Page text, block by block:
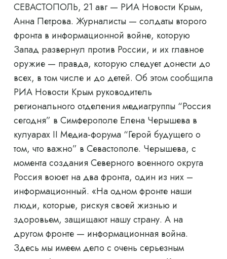
СЕВАСТОПОЛЬ, 21 авг — РИА Новости Крым,
Анна Петрова. Журналисты — солдаты второго
фронта в информационной войне, которую
Запад развернул против России, и их главное
оружие — правда, которую следует донести до
всех, в том числе и до детей. Об этом сообщила
РИА Новости Крым руководитель
регионального отделения медиагруппы “Россия
сегодня” в Симферополе Елена Черышева в
кулуарах II Медиа-форума “Герой будущего о
том, что важно” в Севастополе. Черышева, с
момента создания Северного военного округа
Россия воюет на два фронта, один из них –
информационный. «На одном фронте наши
люди, которые, рискуя своей жизнью и
здоровьем, защищают нашу страну. А на
другом фронте — информационная война.
Здесь мы имеем дело с очень серьезным